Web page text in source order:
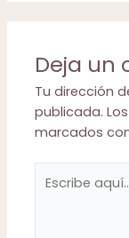
Deja un
Tu dirección
publicada.
marcados
aquí...